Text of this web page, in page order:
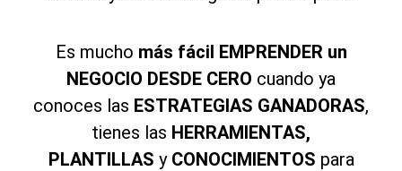
Es mucho más fácil EMPRENDER un
NEGOCIO DESDE CERO cuando ya
conoces las ESTRATEGIAS GANADORAS,
tienes las HERRAMIENTAS,
PLANTILLAS y CONOCIMIENTOS para